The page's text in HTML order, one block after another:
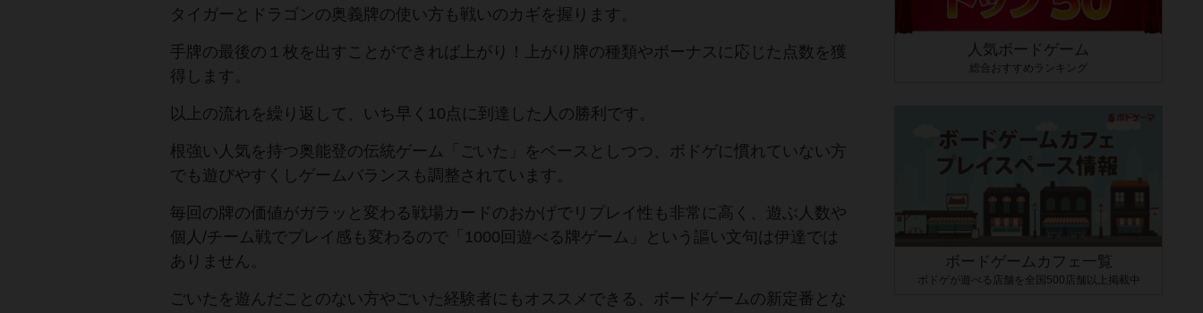
タイガーとドラゴンの奥義牌の使い方も戦いのカギを握ります。
手牌の最後の１枚を出すことができれば上がり！上がり牌の種類やボーナスに応じた点数を獲
得します。
以上の流れを繰り返して、いち早く10点に到達した人の勝利です。
根強い人気を持つ奥能登の伝統ゲーム「ごいた」をベースとしつつ、ボドゲに慣れていない方
でも遊びやすくしゲームバランスも調整されています。
毎回の牌の価値がガラッと変わる戦場カードのおかげでリプレイ性も非常に高く、遊ぶ人数や
個人/チーム戦でプレイ感も変わるので「1000回遊べる牌ゲーム」という謳い文句は伊達では
ありません。
ごいたを遊んだことのない方やごいた経験者にもオススメできる、ボードゲームの新定番とな
人気ボードゲーム
総合おすすめランキング
ボードゲームカフェ一覧
ボドゲが遊べる店舗を全国500店舗以上掲載中